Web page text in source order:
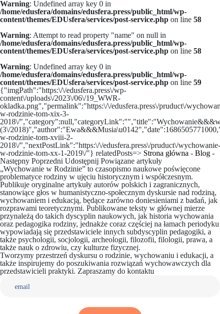
Warning: Undefined array key 0 in
/home/edusfera/domains/edusfera.press/public_html/wp-
content/themes/EDUsfera/services/post-service.php on line 58
Warning: Attempt to read property "name" on null in
/home/edusfera/domains/edusfera.press/public_html/wp-
content/themes/EDUsfera/services/post-service.php on line 58
Warning: Undefined array key 0 in
/home/edusfera/domains/edusfera.press/public_html/wp-
content/themes/EDUsfera/services/post-service.php on line 59
{"imgPath":"https:\/\/edusfera.press\/wp-
content\/uploads\/2023\/06\/19_WWR-
okladka.png","permalink":"https:\/\/edusfera.press\/pruduct\/
w-rodzinie-tom-xix-3-
2018\/
(3\/
w-rodzinie-tom-xviii-2-
2018\/","nextPostLink":"https:\/\/edusfera.press\/pruduct\/wychowanie-
w-rodzinie-tom-xx-1-2019\/"} relatedPosts=> Strona główna - Blog -
Następny Poprzedni Udostępnij Powiązane artykuły
„Wychowanie w Rodzinie” to czasopismo naukowe poświęcone
problematyce rodziny w ujęciu historycznym i współczesnym.
Publikuje oryginalne artykuły autorów polskich i zagranicznych,
stanowiące głos w humanistyczno-społecznym dyskursie nad rodziną,
wychowaniem i edukacją, będące zarówno doniesieniami z badań, jak
rozprawami teoretycznymi. Publikowane teksty w głównej mierze
przynależą do takich dyscyplin naukowych, jak historia wychowania
oraz pedagogika rodziny, jednakże coraz częściej na łamach periodyku
wypowiadają się przedstawiciele innych subdyscyplin pedagogiki, a
także psychologii, socjologii, archeologii, filozofii, filologii, prawa, a
także nauk o zdrowiu, czy kulturze fizycznej.
Tworzymy przestrzeń dyskursu o rodzinie, wychowaniu i edukacji, a
także inspirujemy do poszukiwania rozwiązań wychowawczych dla
przedstawicieli praktyki. Zapraszamy do kontaktu